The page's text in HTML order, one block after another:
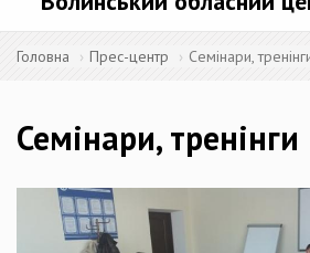
Головна Прес-центр Семінари,
Семінари, тренінги